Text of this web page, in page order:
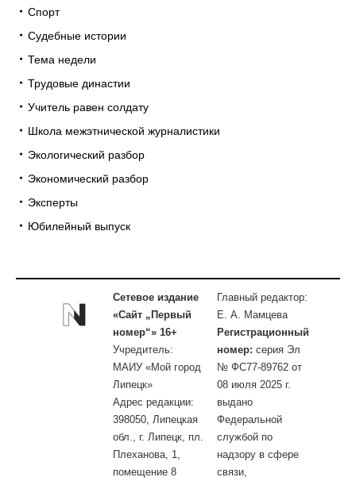
Спорт
Судебные истории
Тема недели
Трудовые династии
Учитель равен солдату
Школа межэтнической журналистики
Экологический разбор
Экономический разбор
Эксперты
Юбилейный выпуск
Сетевое издание
«Сайт „Первый
номер“» 16+
Учредитель:
МАИУ «Мой город
Липецк»
Адрес редакции:
398050, Липецкая
обл., г. Липецк, пл.
Плеханова, 1,
помещение 8
Главный редактор:
Е. А. Мамцева
Регистрационный
номер: серия Эл
№ ФС77-89762 от
08 июля 2025 г.
выдано
Федеральной
службой по
надзору в сфере
связи,